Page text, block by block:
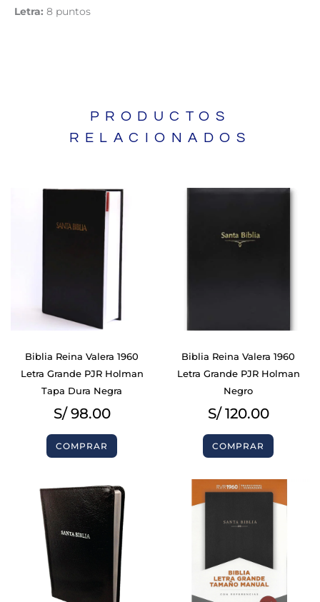
Letra: 8 puntos
PRODUCTOS
RELACIONADOS
Biblia Reina Valera 1960
Letra Grande PJR Holman
Tapa Dura Negra
S/98.00
COMPRAR
Biblia Reina Valera 1960
Letra Grande PJR Holman
Negro
S/120.00
COMPRAR